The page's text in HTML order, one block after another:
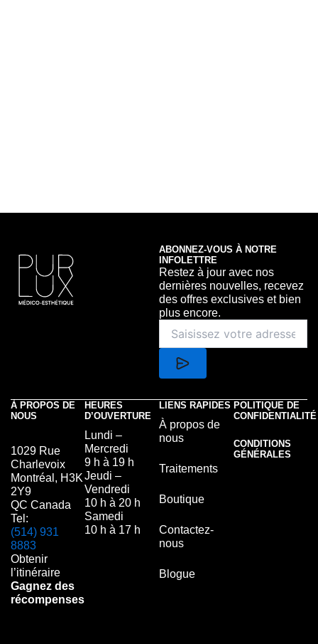
ABONNEZ-VOUS À NOTRE
INFOLETTRE
Restez à jour avec nos
dernières nouvelles, recevez
des offres exclusives et bien
plus encore.
À PROPOS DE
NOUS
1029 Rue
Charlevoix
Montréal, H3K
2Y9
QC Canada
Tel:
(514) 931
8883
Obtenir
l’itinéraire
Gagnez des
récompenses
HEURES
D’OUVERTURE
Lundi –
Mercredi
9 h à 19 h
Jeudi –
Vendredi
10 h à 20 h
Samedi
10 h à 17 h
LIENS RAPIDES
À propos de
nous
Traitements
Boutique
Contactez-
nous
Blogue
POLITIQUE DE
CONFIDENTIALITÉ
CONDITIONS
GÉNÉRALES